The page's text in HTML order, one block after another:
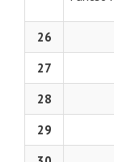
26
27
28
29